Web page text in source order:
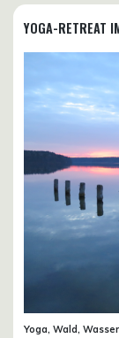
YOGA-RETREAT
Yoga, Wald,